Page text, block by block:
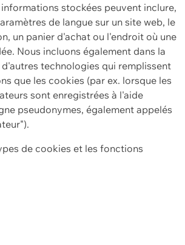
stockées peuvent inclure,
de langue sur un site web, le
un panier d'achat ou l'endroit où une
Nous incluons également dans la
technologies qui remplissent
que les cookies (par ex. lorsque les
sont enregistrées à l'aide
pseudonymes, également appelés
de cookies et les fonctions